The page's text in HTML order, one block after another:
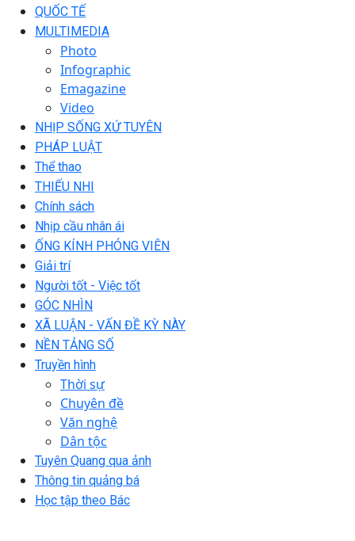
QUỐC TẾ
MULTIMEDIA
Photo
Infographic
Emagazine
Video
NHỊP SỐNG XỨ TUYÊN
PHÁP LUẬT
Thể thao
THIẾU NHI
Chính sách
Nhịp cầu nhân ái
ỐNG KÍNH PHÓNG VIÊN
Giải trí
Người tốt - Việc tốt
GÓC NHÌN
XÃ LUẬN - VẤN ĐỀ KỲ NÀY
NỀN TẢNG SỐ
Truyền hình
Thời sự
Chuyên đề
Văn nghệ
Dân tộc
Tuyên Quang qua ảnh
Thông tin quảng bá
Học tập theo Bác